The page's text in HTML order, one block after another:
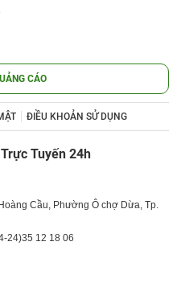
CÁO
ĐIỀU KHOẢN SỬ DỤNG
Tuyến 24h
Cầu, Phường Ô chợ Dừa, Tp.
24)35 12 18 06